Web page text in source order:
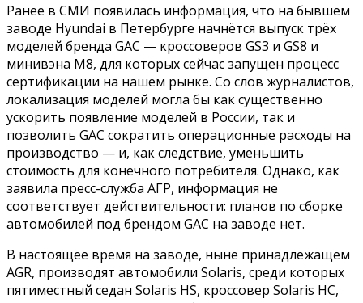
Ранее в СМИ появилась информация, что на бывшем
заводе Hyundai в Петербурге начнётся выпуск трёх
моделей бренда GAC — кроссоверов GS3 и GS8 и
минивэна M8, для которых сейчас запущен процесс
сертификации на нашем рынке. Со слов журналистов,
локализация моделей могла бы как существенно
ускорить появление моделей в России, так и
позволить GAC сократить операционные расходы на
производство — и, как следствие, уменьшить
стоимость для конечного потребителя. Однако, как
заявила пресс-служба АГР, информация не
соответствует действительности: планов по сборке
автомобилей под брендом GAC на заводе нет.
В настоящее время на заводе, ныне принадлежащем
AGR, производят автомобили Solaris, среди которых
пятиместный седан Solaris HS, кроссовер Solaris HC,